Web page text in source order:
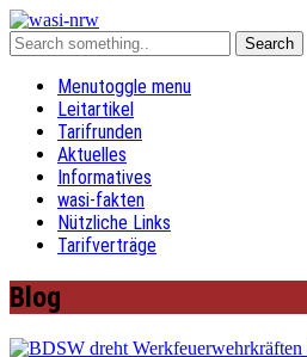
Menutoggle menu
Leitartikel
Tarifrunden
Aktuelles
Informatives
wasi-fakten
Nützliche Links
Tarifverträge
Blog